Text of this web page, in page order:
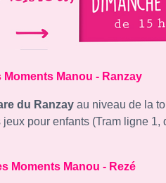
Moments Manou - Ranzay
du Ranzay au niveau de la
pour enfants (Tram ligne 1,
Moments Manou - Rezé